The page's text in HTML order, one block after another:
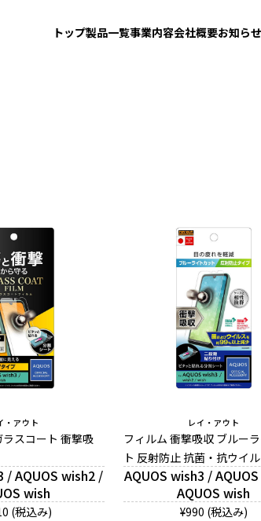
トップ製品一覧事業内容会社概要お知らせ
・アウト
スコート 衝撃吸
/ AQUOS wish2 /
wish
(税込み)
レイ・アウト
フィルム 衝撃吸収 ブルー
ト 反射防止 抗菌・抗ウイ
AQUOS wish3 /
AQUOS wish
¥990 (税込み)